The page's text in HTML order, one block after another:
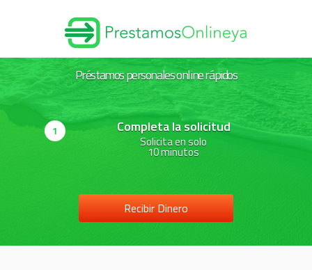
Préstamos personales online rápidos
1 Completa la solicitud
Solicita en solo
10 minutos
2
Recibir Dinero